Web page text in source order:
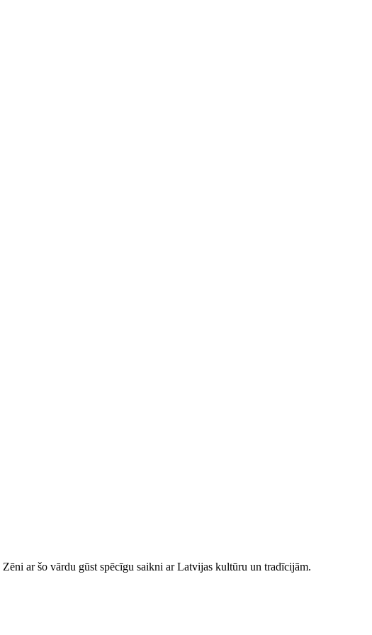
Zēni ar šo vārdu gūst spēcīgu saikni ar Latvijas kultūru un tradīcijām.